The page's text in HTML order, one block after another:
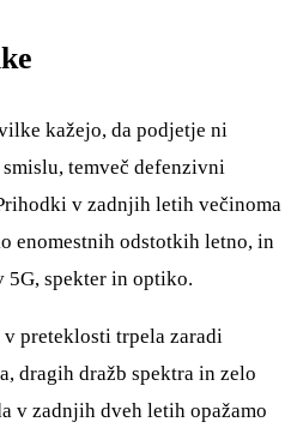
kažejo, da podjetje ni
temveč defenzivni
v zadnjih letih večinoma
enomestnih odstotkih letno, in
spekter in optiko.
preteklosti trpela zaradi
dragih dražb spektra in zelo
v zadnjih dveh letih opažamo